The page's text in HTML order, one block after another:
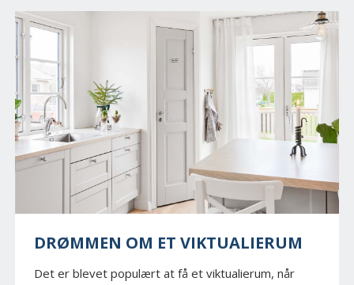
DRØMMEN OM ET VIKTUALIERUM
Det er blevet populært at få et viktualierum, når